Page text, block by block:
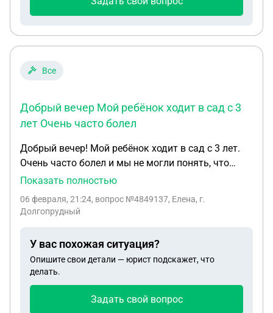
Все
Добрый вечер Мой ребёнок ходит в сад с 3
лет Очень часто болел
Добрый вечер! Мой ребёнок ходит в сад с 3 лет.
Очень часто болел и мы не могли понять, что
делать. Все говорили, что это нормально и все
нормализовалось и ребёнок стал посещать
что у ребёнка генетическая полная
непереносимость лактозы, то есть всё что
связано с молоком ему нельзя. В саду процентов
на 90 всё связано с молочными продуктами, в
том числе в суп добавляют сметану, зачем не
Показать полностью
06 февраля, 21:24, вопрос №4849137, Елена, г.
Долгопрудный
У вас похожая ситуация?
Опишите свои детали — юрист подскажет, что
делать.
Задать свой вопрос